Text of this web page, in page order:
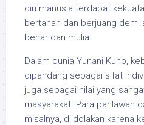
diri manusia terdapat
bertahan dan berjuang demi
benar dan mulia.
Dalam dunia Yunani Kuno,
dipandang sebagai sifat
juga sebagai nilai yang
masyarakat. Para pahlawan
misalnya, diidolakan karena